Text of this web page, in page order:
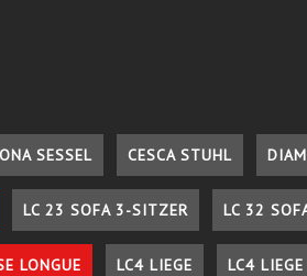
SESSEL CESCA STUHL
LC 23 SOFA 3-SITZER LC 32
LONGUE LC4 LIEGE LC4